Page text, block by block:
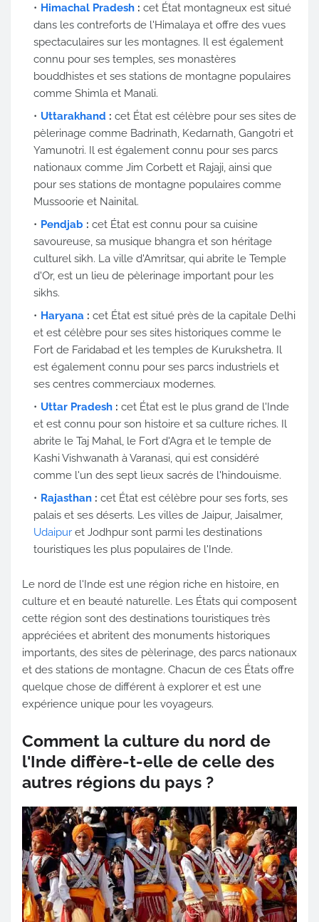
Himachal Pradesh : cet État montagneux est situé
dans les contreforts de l'Himalaya et offre des vues
spectaculaires sur les montagnes. Il est également
connu pour ses temples, ses monastères
bouddhistes et ses stations de montagne populaires
comme Shimla et Manali.
Uttarakhand : cet État est célèbre pour ses sites de
pèlerinage comme Badrinath, Kedarnath, Gangotri et
Yamunotri. Il est également connu pour ses parcs
nationaux comme Jim Corbett et Rajaji, ainsi que
pour ses stations de montagne populaires comme
Mussoorie et Nainital.
Pendjab : cet État est connu pour sa cuisine
savoureuse, sa musique bhangra et son héritage
culturel sikh. La ville d'Amritsar, qui abrite le Temple
d'Or, est un lieu de pèlerinage important pour les
sikhs.
Haryana : cet État est situé près de la capitale Delhi
et est célèbre pour ses sites historiques comme le
Fort de Faridabad et les temples de Kurukshetra. Il
est également connu pour ses parcs industriels et
ses centres commerciaux modernes.
Uttar Pradesh : cet État est le plus grand de l'Inde
et est connu pour son histoire et sa culture riches. Il
abrite le Taj Mahal, le Fort d'Agra et le temple de
Kashi Vishwanath à Varanasi, qui est considéré
comme l'un des sept lieux sacrés de l'hindouisme.
Rajasthan : cet État est célèbre pour ses forts, ses
palais et ses déserts. Les villes de Jaipur, Jaisalmer,
Udaipur et Jodhpur sont parmi les destinations
touristiques les plus populaires de l'Inde.
Le nord de l'Inde est une région riche en histoire, en
culture et en beauté naturelle. Les États qui composent
cette région sont des destinations touristiques très
appréciées et abritent des monuments historiques
importants, des sites de pèlerinage, des parcs nationaux
et des stations de montagne. Chacun de ces États offre
quelque chose de différent à explorer et est une
expérience unique pour les voyageurs.
Comment la culture du nord de
l'Inde diffère-t-elle de celle des
autres régions du pays ?